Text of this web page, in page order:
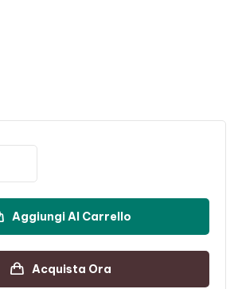
Aggiungi Al Carrello
Acquista Ora